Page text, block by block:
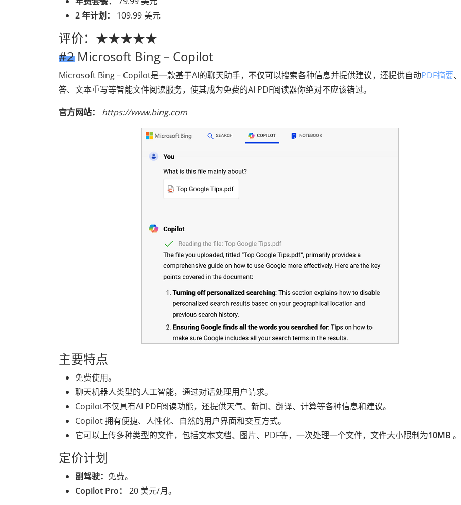
2 年计划：
109.99 美元
评价：★★★★★
#2 Microsoft Bing – Copilot
Microsoft Bing – Copilot是一款基于AI的聊天助手，不仅可以搜索各种信息并提供建议，还提供自动PDF摘要
答、文本重写等智能文件阅读服务，使其成为免费的AI PDF阅读器你绝对不应该错过。
官方网站：
https://www.bing.com
主要特点
免费使用。
聊天机器人类型的人工智能，通过对话处理用户请求。
Copilot不仅具有AI PDF阅读功能，还提供天气、新闻、翻译、计算等各种信息和建议。
Copilot 拥有便捷、人性化、自然的用户界面和交互方式。
它可以上传多种类型的文件，包括文本文档、图片、PDF等，一次处理一个文件，文件大小限制为10MB 。
定价计划
副驾驶： 免费。
Copilot Pro：
20 美元/月。